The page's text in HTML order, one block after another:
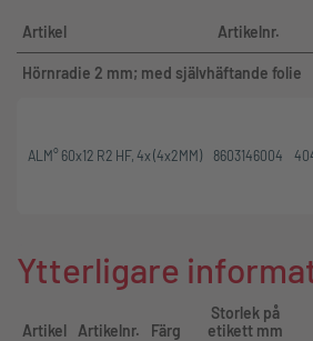
Artikel Artikelnr.
Hörnradie 2 mm; med självhäftande folie
ALM° 60x12 R2 HF, 4x (4x2MM) 8603146004
Ytterligare
Artikel Artikelnr. Färg
Storlek på
etikett mm